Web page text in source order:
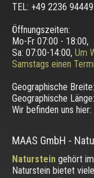
TEL: +49 2236
Öffnungszeiten:
Mo-Fr 07:00 - 18:00,
Sa: 07:00-14:00, Um
Samstags einen
Geographische Breite:
Geographische Länge:
Wir befinden uns hier:
MAAS GmbH -
Natursteingehört
Naturstein bietet